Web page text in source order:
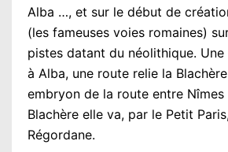
Alba …, et sur le début de
(les fameuses voies romaines)
pistes datant du néolithique.
à Alba, une route relie la
embryon de la route entre Nîmes
Blachère elle va, par le Petit
Régordane.